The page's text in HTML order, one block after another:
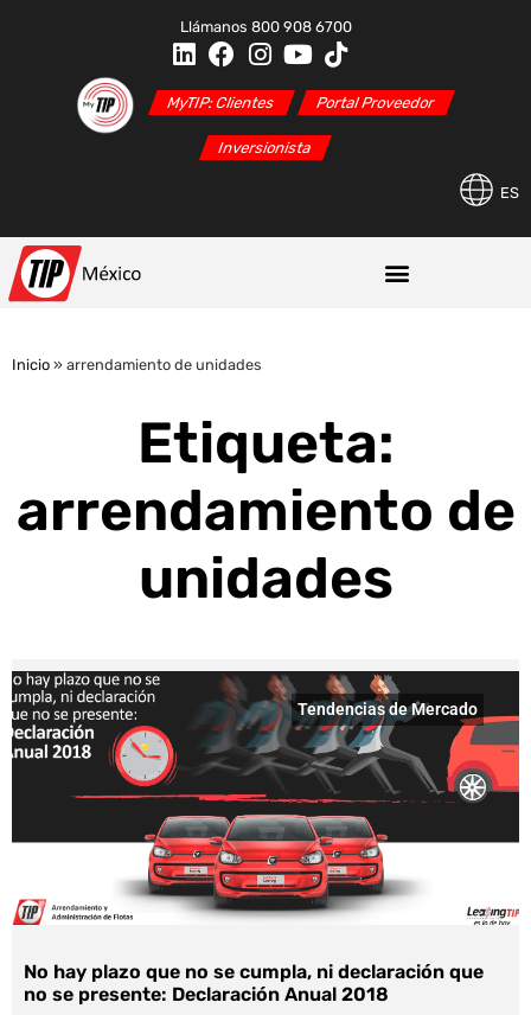
Llámanos 800 908 6700
MyTIP: Clientes Portal Proveedor
Inversionista
ES
Inicio » arrendamiento de unidades
Etiqueta:
arrendamiento de
unidades
No hay plazo que no se cumpla, ni declaración que
no se presente: Declaración Anual 2018
Tendencias de Mercado